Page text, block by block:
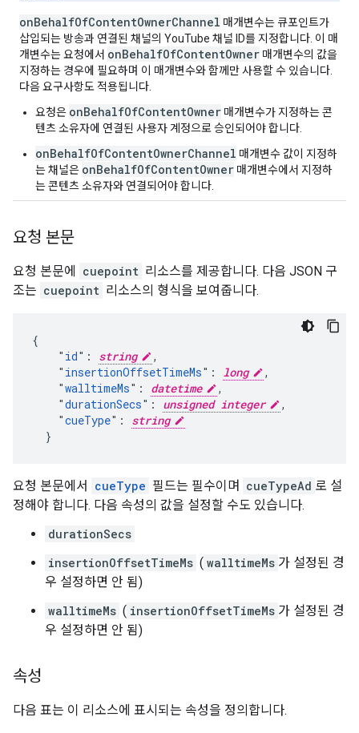
onBehalfOfContentOwnerChannel 매개변수는 큐포인트가
삽입되는 방송과 연결된 채널의 YouTube 채널 ID를 지정합니다. 이 매
개변수는 요청에서 onBehalfOfContentOwner 매개변수의 값을
지정하는 경우에 필요하며 이 매개변수와 함께만 사용할 수 있습니다.
다음 요구사항도 적용됩니다.
요청은 onBehalfOfContentOwner 매개변수가 지정하는 콘
텐츠 소유자에 연결된 사용자 계정으로 승인되어야 합니다.
onBehalfOfContentOwnerChannel 매개변수 값이 지정하
는 채널은 onBehalfOfContentOwner 매개변수에서 지정하
는 콘텐츠 소유자와 연결되어야 합니다.
요청 본문
요청 본문에 cuepoint 리소스를 제공합니다. 다음 JSON 구
조는 cuepoint 리소스의 형식을 보여줍니다.
{
    "
id": string
,
    "
insertionOffsetTimeMs": long
,
    "
walltimeMs": datetime
,
    "
durationSecs": unsigned integer
,
    "
cueType": string
  }
요청 본문에서 cueType 필드는 필수이며 cueTypeAd 로 설
정해야 합니다. 다음 속성의 값을 설정할 수도 있습니다.
durationSecs
insertionOffsetTimeMs ( walltimeMs 가 설정된 경
우 설정하면 안 됨)
walltimeMs ( insertionOffsetTimeMs 가 설정된 경
우 설정하면 안 됨)
속성
다음 표는 이 리소스에 표시되는 속성을 정의합니다.